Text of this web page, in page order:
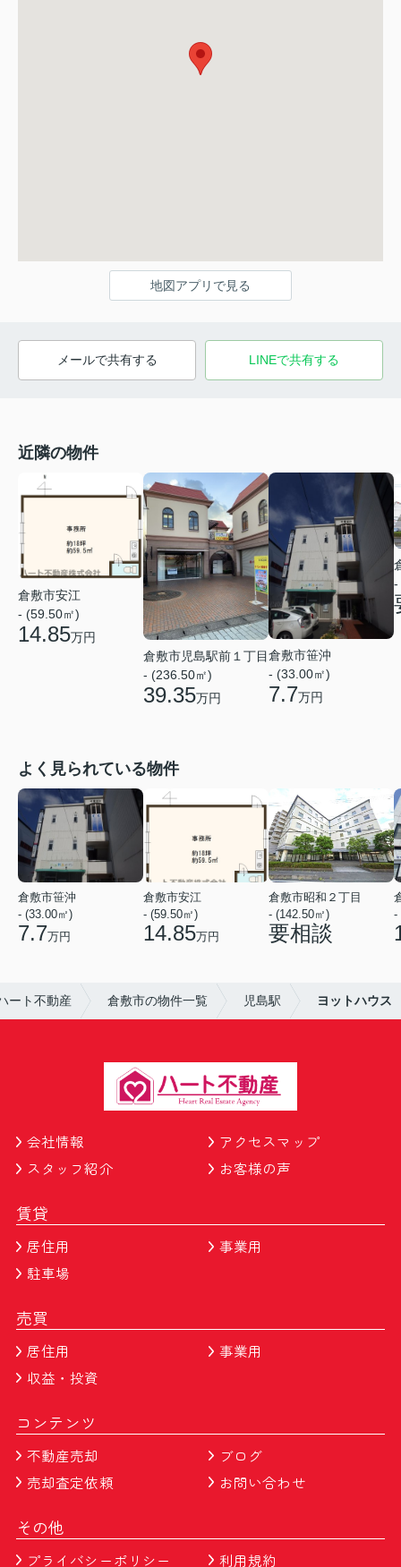
地図アプリで見る
メールで共有する LINEで共有する
近隣の物件
倉敷市安江
- (59.50㎡)
14.85万円
倉敷市児島駅前１丁目
- (236.50㎡)
39.35万円
倉敷市笹沖
- (33.00㎡)
7.7万円
-
よく見られている物件
倉敷市笹沖
- (33.00㎡)
7.7万円
倉敷市安江
- (59.50㎡)
14.85万円
倉敷市昭和２丁目
- (142.50㎡)
要相談
-
ート不動産 倉敷市の物件一覧 児島駅 ヨットハウス
会社情報
アクセスマップ
スタッフ紹介
お客様の声
賃貸
居住用
事業用
駐車場
売買
居住用
事業用
収益・投資
コンテンツ
不動産売却
ブログ
売却査定依頼
お問い合わせ
その他
プライバシーポリシー 利用規約